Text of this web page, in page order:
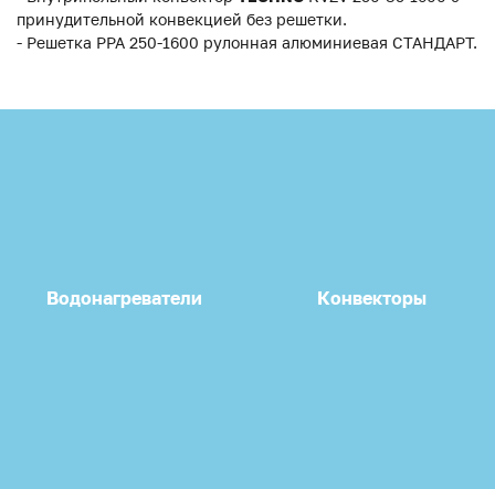
принудительной конвекцией без решетки.
- Решетка РРА 250-1600 рулонная алюминиевая СТАНДАРТ.
Водонагреватели Конвекторы